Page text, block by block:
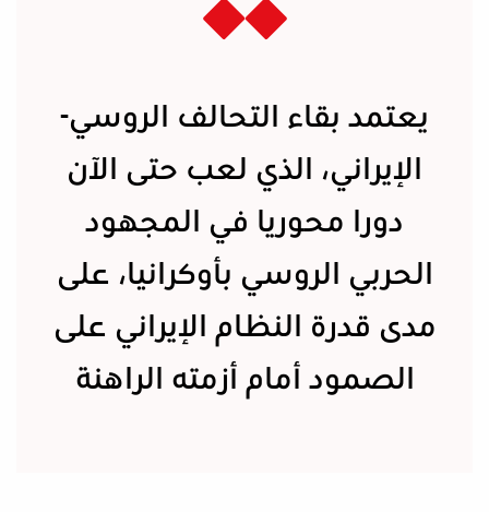
يعتمد بقاء التحالف الروسي-
الإيراني، الذي لعب حتى الآن
دورا محوريا في المجهود
الحربي الروسي بأوكرانيا، على
مدى قدرة النظام الإيراني على
الصمود أمام أزمته الراهنة